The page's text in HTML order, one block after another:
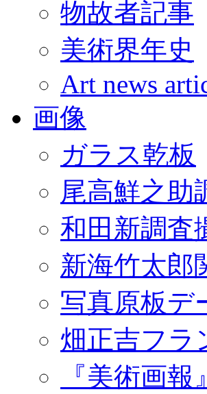
物故者記事
美術界年史
Art news
画像
ガラス乾板
尾高鮮之助
和田新調査
新海竹太郎
写真原板デ
畑正吉フラ
『美術画